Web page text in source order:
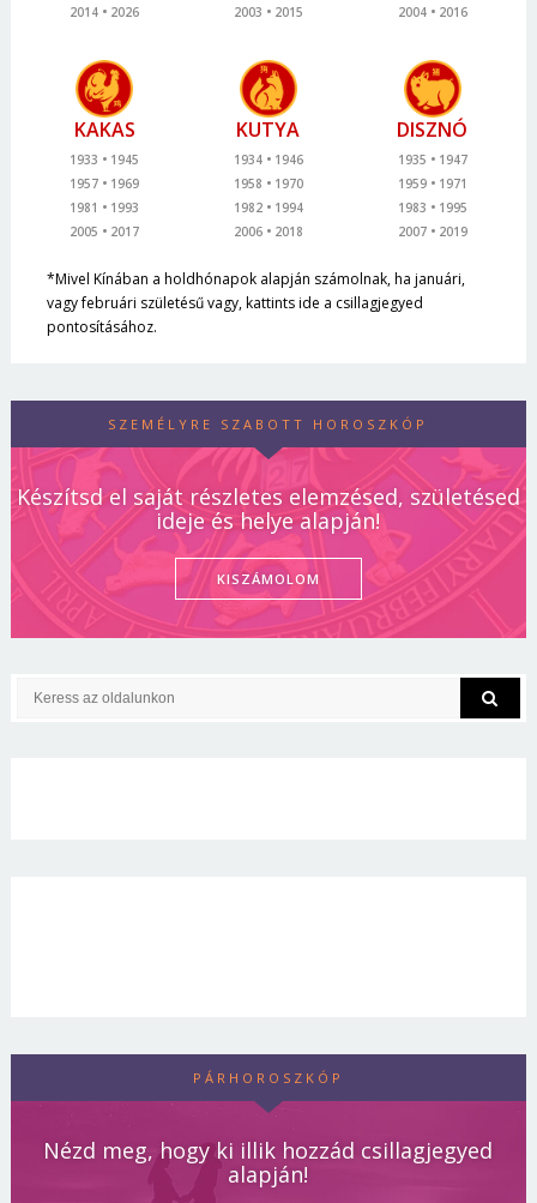
2014 2026 2003 2015 2004 2016
KAKAS
1933
1945
1957
1969
1981
1993
2005
2017
KUTYA
1934
1946
1958
1970
1982
1994
2006
2018
DISZNÓ
1935
1947
1959
1971
1983
1995
2007
2019
*Mivel Kínában a holdhónapok alapján számolnak, ha januári,
vagy februári születésű vagy, kattints ide a csillagjegyed
pontosításához.
SZEMÉLYRE SZABOTT HOROSZKÓP
Készítsd el saját részletes elemzésed, születésed
ideje és helye alapján!
KISZÁMOLOM
PÁRHOROSZKÓP
Nézd meg, hogy ki illik hozzád csillagjegyed
alapján!